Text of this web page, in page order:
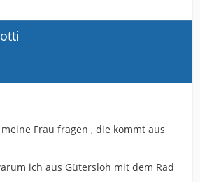
Frau fragen , die kommt aus
ich aus Gütersloh mit dem Rad